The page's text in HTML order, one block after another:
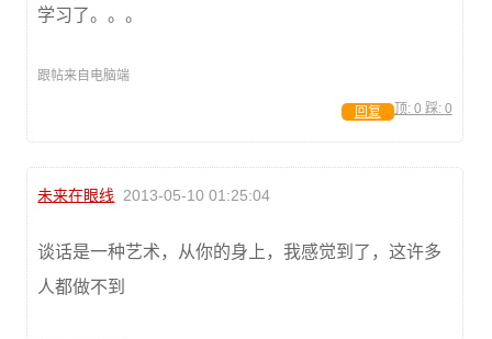
学习了。。。
跟帖来自电脑端
顶: 0 踩: 0
回复
未来在眼线 2013-05-10 01:25:04
谈话是一种艺术，从你的身上，我感觉到了，这许多
人都做不到